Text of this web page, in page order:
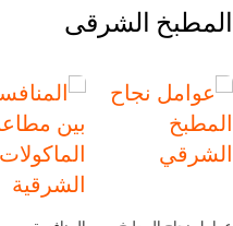
الشرقى